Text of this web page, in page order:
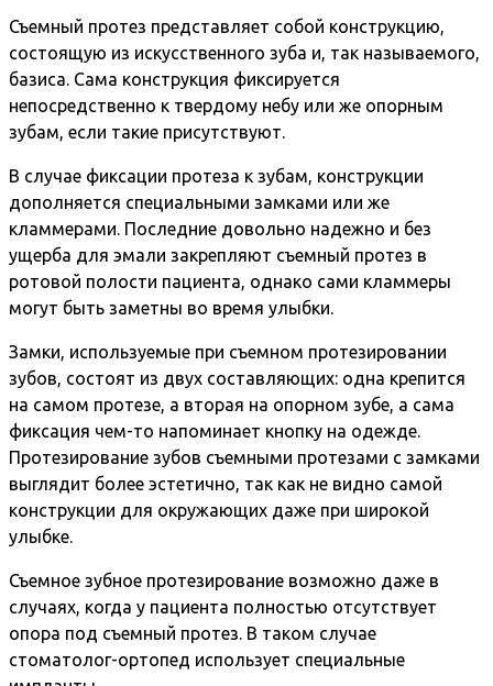
Съемный протез представляет собой конструкцию,
состоящую из искусственного зуба и, так называемого,
базиса. Сама конструкция фиксируется
непосредственно к твердому небу или же опорным
зубам, если такие присутствуют.
В случае фиксации протеза к зубам, конструкции
дополняется специальными замками или же
кламмерами. Последние довольно надежно и без
ущерба для эмали закрепляют съемный протез в
ротовой полости пациента, однако сами кламмеры
могут быть заметны во время улыбки.
Замки, используемые при съемном протезировании
зубов, состоят из двух составляющих: одна крепится
на самом протезе, а вторая на опорном зубе, а сама
фиксация чем-то напоминает кнопку на одежде.
Протезирование зубов съемными протезами с замками
выглядит более эстетично, так как не видно самой
конструкции для окружающих даже при широкой
улыбке.
Съемное зубное протезирование возможно даже в
случаях, когда у пациента полностью отсутствует
опора под съемный протез. В таком случае
стоматолог-ортопед использует специальные